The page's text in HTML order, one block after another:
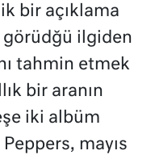
bir açıklama
görüdğü ilgiden
tahmin etmek
bir aranın
iki albüm
mayıs